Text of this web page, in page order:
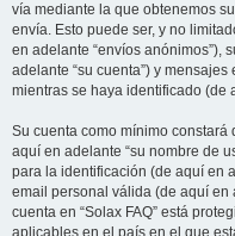
vía mediante la que obtenemos
envía. Esto puede ser, y no
en adelante “envíos anónimos”),
adelante “su cuenta”) y
mientras se haya identificado (de
Su cuenta como mínimo
aquí en adelante “su nombre de
para la identificación (de aquí en
email personal válida (de aquí en
cuenta en “Solax FAQ” está
aplicables en el país en el que